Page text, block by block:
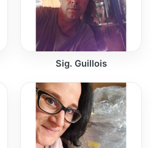
Sig. Guillois